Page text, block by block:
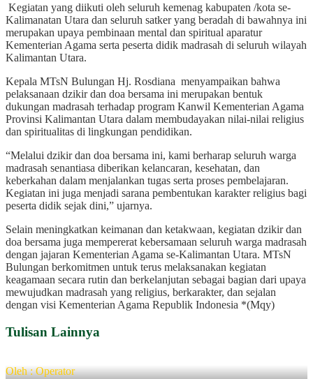
Kegiatan yang diikuti oleh seluruh kemenag kabupaten /kota se-
Kalimanatan Utara dan seluruh satker yang beradah di bawahnya ini
merupakan upaya pembinaan mental dan spiritual aparatur
Kementerian Agama serta peserta didik madrasah di seluruh wilayah
Kalimantan Utara.
Kepala MTsN Bulungan Hj. Rosdiana menyampaikan bahwa
pelaksanaan dzikir dan doa bersama ini merupakan bentuk
dukungan madrasah terhadap program Kanwil Kementerian Agama
Provinsi Kalimantan Utara dalam membudayakan nilai-nilai religius
dan spiritualitas di lingkungan pendidikan.
“Melalui dzikir dan doa bersama ini, kami berharap seluruh warga
madrasah senantiasa diberikan kelancaran, kesehatan, dan
keberkahan dalam menjalankan tugas serta proses pembelajaran.
Kegiatan ini juga menjadi sarana pembentukan karakter religius bagi
peserta didik sejak dini,” ujarnya.
Selain meningkatkan keimanan dan ketakwaan, kegiatan dzikir dan
doa bersama juga mempererat kebersamaan seluruh warga madrasah
dengan jajaran Kementerian Agama se-Kalimantan Utara. MTsN
Bulungan berkomitmen untuk terus melaksanakan kegiatan
keagamaan secara rutin dan berkelanjutan sebagai bagian dari upaya
mewujudkan madrasah yang religius, berkarakter, dan sejalan
dengan visi Kementerian Agama Republik Indonesia *(Mqy)
Tulisan Lainnya
Oleh : Operator